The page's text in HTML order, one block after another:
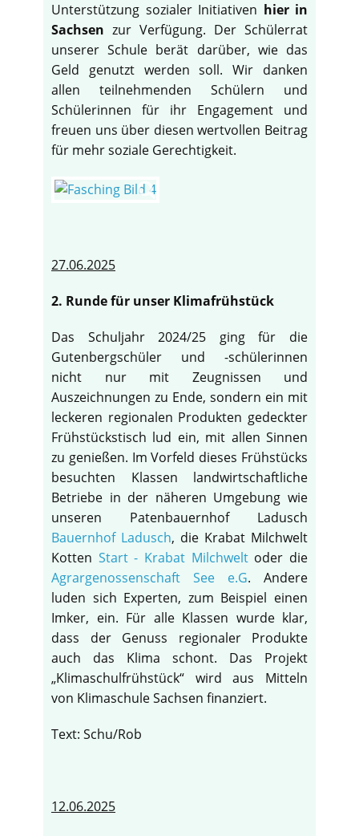
Unterstützung sozialer Initiativen hier in
Sachsen zur Verfügung. Der Schülerrat
unserer Schule berät darüber, wie das
Geld genutzt werden soll. Wir danken
allen teilnehmenden Schülern und
Schülerinnen für ihr Engagement und
freuen uns über diesen wertvollen Beitrag
für mehr soziale Gerechtigkeit.
27.06.2025
2. Runde für unser Klimafrühstück
Das Schuljahr 2024/25 ging für die
Gutenbergschüler und -schülerinnen
nicht nur mit Zeugnissen und
Auszeichnungen zu Ende, sondern ein mit
leckeren regionalen Produkten gedeckter
Frühstückstisch lud ein, mit allen Sinnen
zu genießen. Im Vorfeld dieses Frühstücks
besuchten Klassen landwirtschaftliche
Betriebe in der näheren Umgebung wie
unseren Patenbauernhof Ladusch
Bauernhof Ladusch, die Krabat Milchwelt
Kotten Start - Krabat Milchweltoder die
Agrargenossenschaft See e.G. Andere
luden sich Experten, zum Beispiel einen
Imker, ein. Für alle Klassen wurde klar,
dass der Genuss regionaler Produkte
auch das Klima schont. Das Projekt
„Klimaschulfrühstück“ wird aus Mitteln
von Klimaschule Sachsen finanziert.
Text: Schu/Rob
12.06.2025